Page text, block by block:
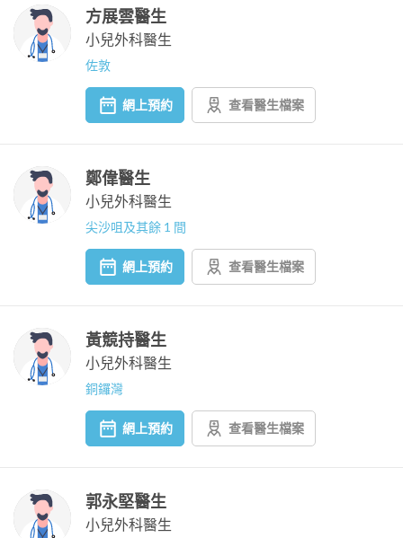
方展雲醫生
小兒外科醫生
佐敦
網上預約 查看醫生檔案
鄭偉醫生
小兒外科醫生
尖沙咀及其餘 1 間
網上預約 查看醫生檔案
黃競持醫生
小兒外科醫生
銅鑼灣
網上預約 查看醫生檔案
郭永堅醫生
小兒外科醫生